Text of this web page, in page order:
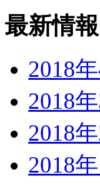
最新情報
2018
2018
2018
2018